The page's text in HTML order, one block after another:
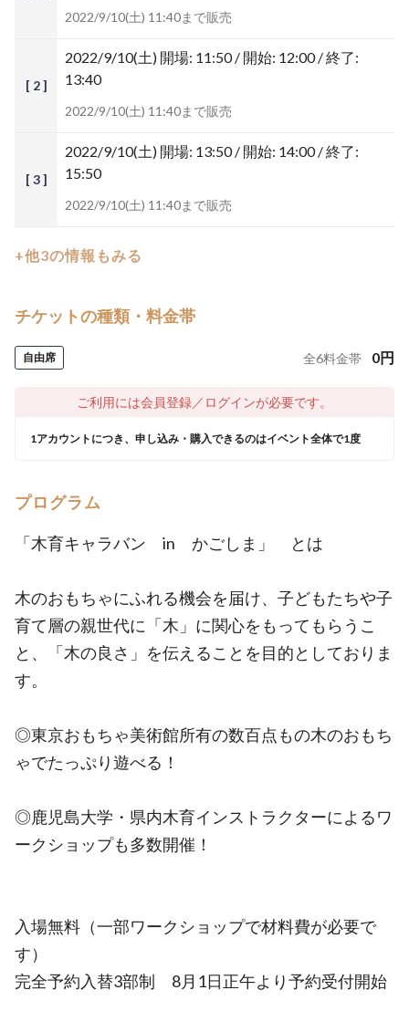
2022/9/10(土) 11:40まで販売
[ 2 ]
2022/9/10(土) 開場: 11:50 / 開始: 12:00 / 終了:
13:40
2022/9/10(土) 11:40まで販売
[ 3 ]
2022/9/10(土) 開場: 13:50 / 開始: 14:00 / 終了:
15:50
2022/9/10(土) 11:40まで販売
+他3の情報もみる
チケットの種類・料金帯
自由席 全6料金帯 0円
ご利用には会員登録／ログインが必要です。
1アカウントにつき、申し込み・購入できるのはイベント全体で1度
プログラム
「木育キャラバン in かごしま」 とは
木のおもちゃにふれる機会を届け、子どもたちや子
育て層の親世代に「木」に関心をもってもらうこ
と、「木の良さ」を伝えることを目的としておりま
す。
◎東京おもちゃ美術館所有の数百点もの木のおもち
ゃでたっぷり遊べる！
◎鹿児島大学・県内木育インストラクターによるワ
ークショップも多数開催！
入場無料（一部ワークショップで材料費が必要で
す）
完全予約入替3部制 8月1日正午より予約受付開始